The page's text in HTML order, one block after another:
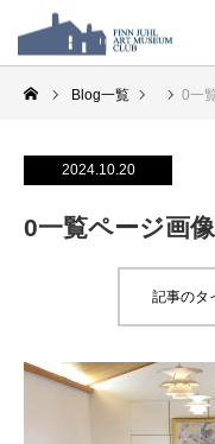
Blog一覧 0一
2024.10.20
0一覧ページ画像
記事のタ